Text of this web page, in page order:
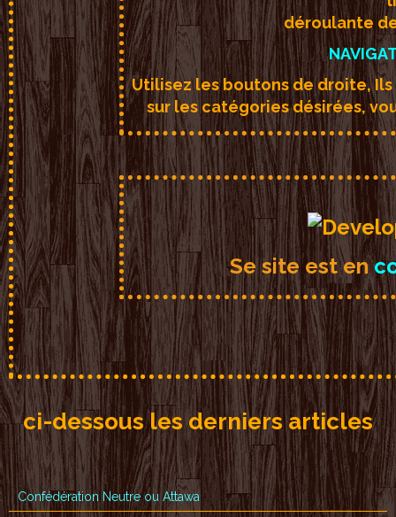
déroulante
Utilisez les boutons de droite,
sur les catégories désirées,
Se site est en
ci-dessous les derniers articles
Confédération Neutre ou Attawa